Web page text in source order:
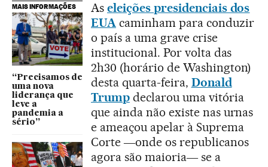
MAIS INFORMAÇÕES
“Precisamos de
uma nova
liderança que
leve a
pandemia a
sério”
As eleições presidenciais dos
EUAcaminham para conduzir
o país a uma grave crise
institucional. Por volta das
2h30 (horário de Washington)
desta quarta-feira, Donald
Trumpdeclarou uma vitória
que ainda não existe nas urnas
e ameaçou apelar à Suprema
Corte ―onde os republicanos
agora são maioria― se a